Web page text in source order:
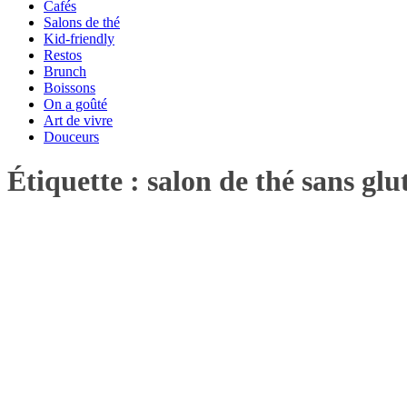
Cafés
Salons de thé
Kid-friendly
Restos
Brunch
Boissons
On a goûté
Art de vivre
Douceurs
Étiquette : salon de thé sans